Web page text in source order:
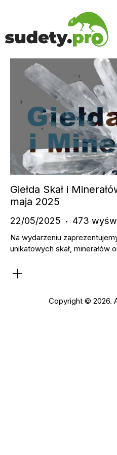
Giełda Skał i
maja 2025
22/05/2025 473
Na wydarzeniu
unikatowych skał, minerałów
Copyright © 2026.